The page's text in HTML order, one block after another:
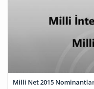
Milli Net 2015